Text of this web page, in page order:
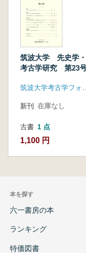
筑波大学 先史学・
考古学研究 第23
新刊 在庫なし
古書 1 点
1,100 円
本を探す
六一書房の本
ランキング
特価図書